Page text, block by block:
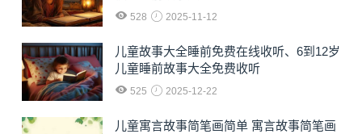
528 2025-11-12
儿童故事大全睡前免费在线收听、6到12岁
儿童睡前故事大全免费收听
525 2025-12-22
儿童寓言故事简笔画简单 寓言故事简笔画